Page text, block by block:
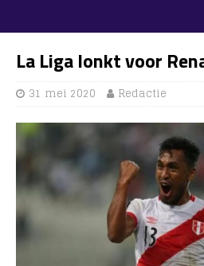
La Liga lonkt voor
31 mei 2020 Redactie